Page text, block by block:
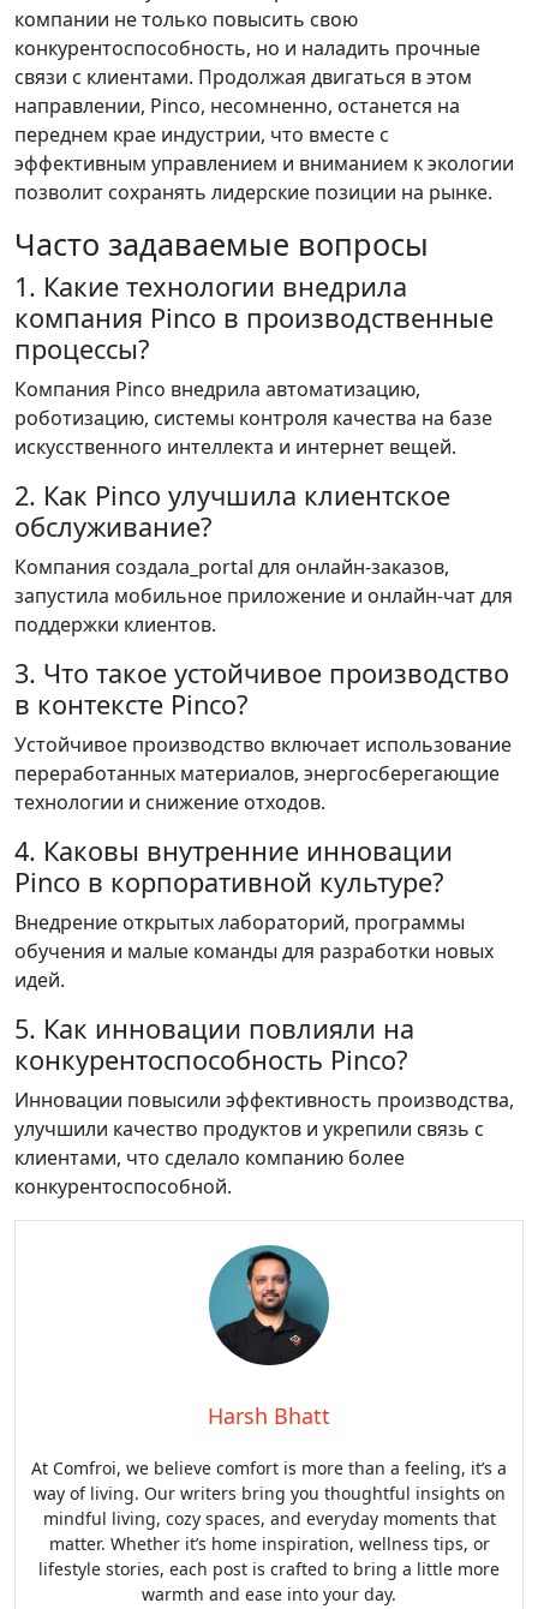
компании не только повысить свою
конкурентоспособность, но и наладить прочные
связи с клиентами. Продолжая двигаться в этом
направлении, Pinco, несомненно, останется на
переднем крае индустрии, что вместе с
эффективным управлением и вниманием к экологии
позволит сохранять лидерские позиции на рынке.
Часто задаваемые вопросы
1. Какие технологии внедрила
компания Pinco в производственные
процессы?
Компания Pinco внедрила автоматизацию,
роботизацию, системы контроля качества на базе
искусственного интеллекта и интернет вещей.
2. Как Pinco улучшила клиентское
обслуживание?
Компания создала_portal для онлайн-заказов,
запустила мобильное приложение и онлайн-чат для
поддержки клиентов.
3. Что такое устойчивое производство
в контексте Pinco?
Устойчивое производство включает использование
переработанных материалов, энергосберегающие
технологии и снижение отходов.
4. Каковы внутренние инновации
Pinco в корпоративной культуре?
Внедрение открытых лабораторий, программы
обучения и малые команды для разработки новых
идей.
5. Как инновации повлияли на
конкурентоспособность Pinco?
Инновации повысили эффективность производства,
улучшили качество продуктов и укрепили связь с
клиентами, что сделало компанию более
конкурентоспособной.
Harsh Bhatt
At Comfroi, we believe comfort is more than a feeling, it’s a
way of living. Our writers bring you thoughtful insights on
mindful living, cozy spaces, and everyday moments that
matter. Whether it’s home inspiration, wellness tips, or
lifestyle stories, each post is crafted to bring a little more
warmth and ease into your day.